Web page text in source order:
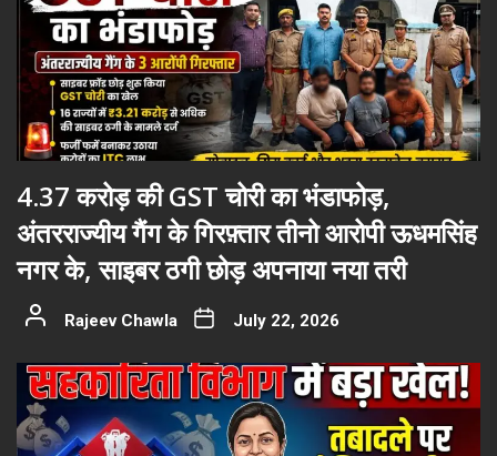
4.37 करोड़ की GST चोरी का भंडाफोड़,
अंतरराज्यीय गैंग के गिरफ़्तार तीनो आरोपी ऊधमसिंह
नगर के, साइबर ठगी छोड़ अपनाया नया तरी
Rajeev Chawla July 22, 2026